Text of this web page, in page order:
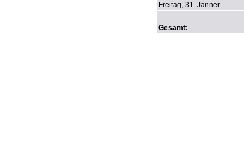
Freitag, 31. Jänner
Gesamt: